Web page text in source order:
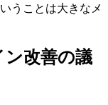
うことは大きなメ
ン改善の議